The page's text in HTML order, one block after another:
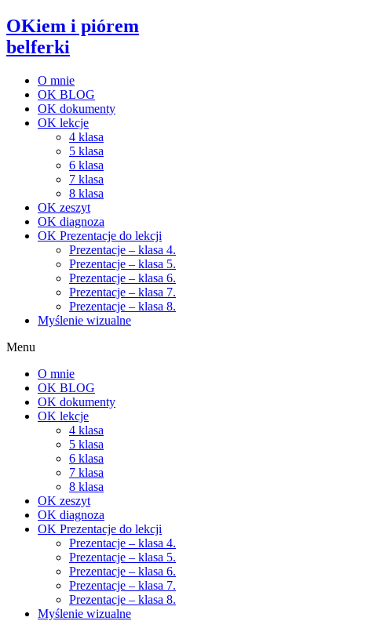
OKiem i piórem
belferki
O mnie
OK BLOG
OK dokumenty
OK lekcje
4 klasa
5 klasa
6 klasa
7 klasa
8 klasa
OK zeszyt
OK diagnoza
OK Prezentacje do lekcji
Prezentacje – klasa 4.
Prezentacje – klasa 5.
Prezentacje – klasa 6.
Prezentacje – klasa 7.
Prezentacje – klasa 8.
Myślenie wizualne
Menu
O mnie
OK BLOG
OK dokumenty
OK lekcje
4 klasa
5 klasa
6 klasa
7 klasa
8 klasa
OK zeszyt
OK diagnoza
OK Prezentacje do lekcji
Prezentacje – klasa 4.
Prezentacje – klasa 5.
Prezentacje – klasa 6.
Prezentacje – klasa 7.
Prezentacje – klasa 8.
Myślenie wizualne